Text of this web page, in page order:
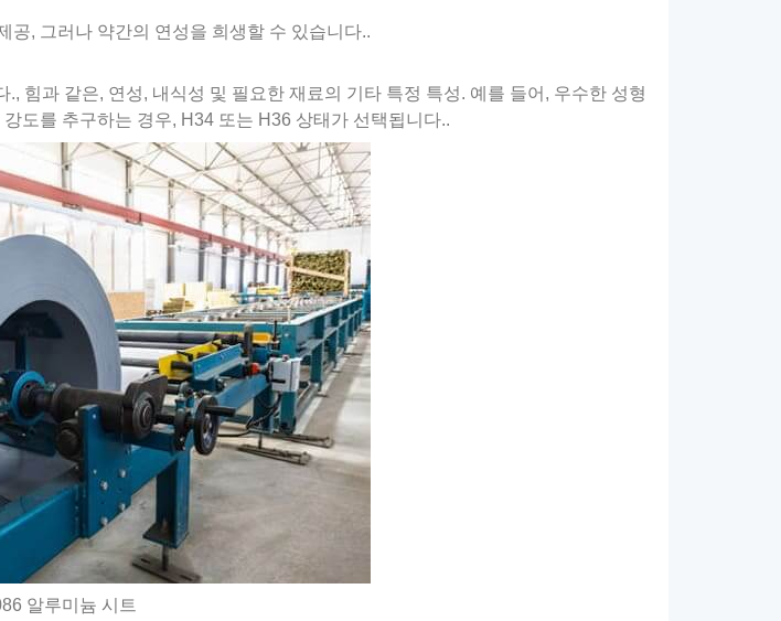
공, 그러나 약간의 연성을 희생할 수 있습니다..
힘과 같은, 연성, 내식성 및 필요한 재료의 기타 특정 특성. 예를 들어, 우수한 성형
도를 추구하는 경우, H34 또는 H36 상태가 선택됩니다..
알루미늄 시트